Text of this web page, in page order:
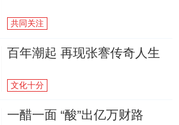
共同关注
百年潮起 再现张謇传奇人生
文化十分
一醋一面 “酸”出亿万财路